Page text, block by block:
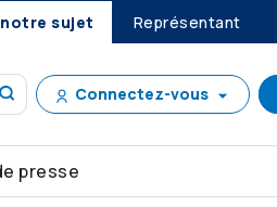
notre sujet Représentant
Connectez-vous
presse